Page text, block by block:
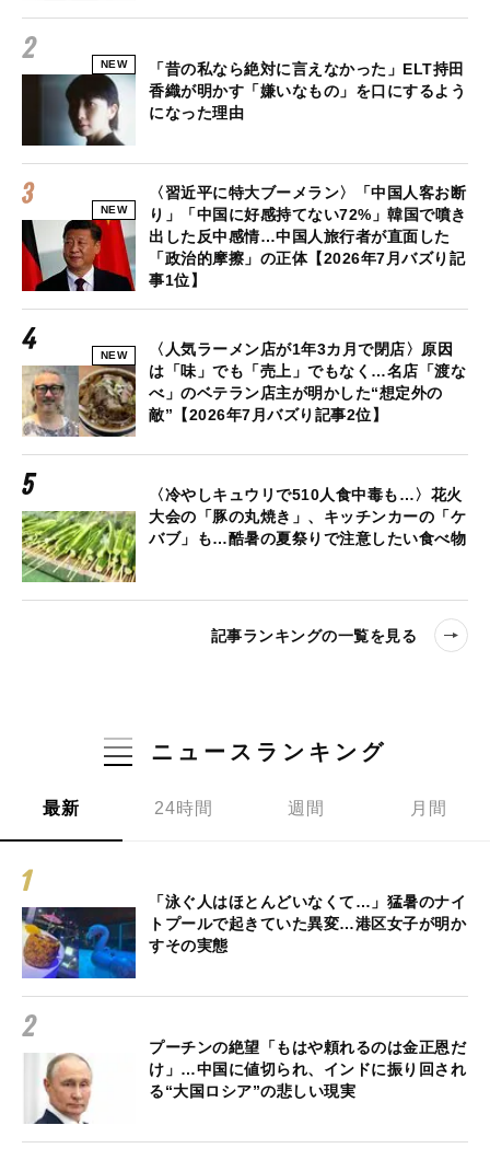
NEW
「昔の私なら絶対に言えなかった」ELT持田
香織が明かす「嫌いなもの」を口にするよう
になった理由
NEW
〈習近平に特大ブーメラン〉「中国人客お断
り」「中国に好感持てない72%」韓国で噴き
出した反中感情…中国人旅行者が直面した
「政治的摩擦」の正体【2026年7月バズり記
事1位】
NEW
〈人気ラーメン店が1年3カ月で閉店〉原因
は「味」でも「売上」でもなく…名店「渡な
べ」のベテラン店主が明かした“想定外の
敵”【2026年7月バズり記事2位】
〈冷やしキュウリで510人食中毒も…〉花火
大会の「豚の丸焼き」、キッチンカーの「ケ
バブ」も…酷暑の夏祭りで注意したい食べ物
記事ランキングの一覧を見る
ニュースランキング
最新 24時間 週間 月間
「泳ぐ人はほとんどいなくて…」猛暑のナイ
トプールで起きていた異変…港区女子が明か
すその実態
プーチンの絶望「もはや頼れるのは金正恩だ
け」…中国に値切られ、インドに振り回され
る“大国ロシア”の悲しい現実